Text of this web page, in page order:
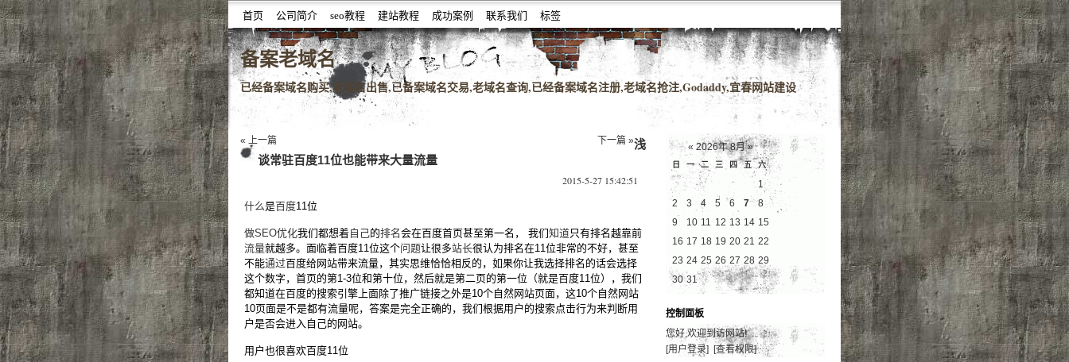
首页 公司简介 seo教程 建站教程 成功案例 联系我们 标签
噆噇已备案域名百度权重域名老域名购买,老域名交易,老域名出售,高pr域名,百度搜狗收录域名,外链反链域名
备案老域名
已经备案域名购买,老域名出售,已备案域名交易,老域名查询,已经备案域名注册,老域名抢注,Godaddy,宜春网站建设
« 上一篇 下一篇 »浅
谈常驻百度11位也能带来大量流量
2015-5-27 15:42:51
什么是百度11位
做SEO优化我们都想着自己的排名会在百度首页甚至第一名， 我们知道只有排名越靠前
流量就越多。面临着百度11位这个问题让很多站长很认为排名在11位非常的不好，甚至
不能通过百度给网站带来流量，其实思维恰恰相反的，如果你让我选择排名的话会选择
这个数字，首页的第1-3位和第十位，然后就是第二页的第一位（就是百度11位），我们
都知道在百度的搜索引擎上面除了推广链接之外是10个自然网站页面，这10个自然网站
10页面是不是都有流量呢，答案是完全正确的，我们根据用户的搜索点击行为来判断用
户是否会进入自己的网站。
用户也很喜欢百度11位
« 2026年 8月 »
日 一 二 三 四 五 六
1
2
3 4 5 6 7
8
9
10 11 12 13 14 15
16 17 18 19 20 21 22
23 24 25 26 27 28 29
30 31
控制面板
您好,欢迎到访网站!
[用户登录]
[查看权限]